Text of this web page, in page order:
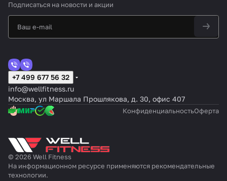
Подписаться на новости и акции
+7 499 677 56 32
info@wellfitness.ru
Москва, ул Маршала Прошлякова, д. 30, офис 407
КонфиденциальностьОферта
© 2026 Well Fitness
На информационном ресурсе применяются рекомендательные
технологии.